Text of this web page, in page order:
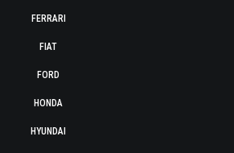
FERRARI
FIAT
FORD
HONDA
HYUNDAI